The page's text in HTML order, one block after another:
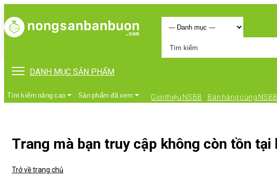
DANH MỤC SẢN PHẨM
Tìm kiếm nâng cao Sản phẩm đã xem Giới thiệu NSBB Bán hàng cùng NSBB
Trang mà bạn truy cập không còn tồn
Trở về trang chủ